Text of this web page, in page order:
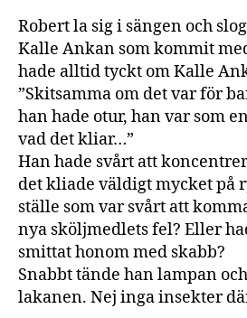
Robert la sig i sängen och
Kalle Ankan som kommit
hade alltid tyckt om Kalle
”Skitsamma om det var för
han hade otur, han var som
vad det kliar…”
Han hade svårt att
det kliade väldigt mycket på
ställe som var svårt att
nya sköljmedlets fel? Eller
smittat honom med skabb?
Snabbt tände han lampan
lakanen. Nej inga insekter